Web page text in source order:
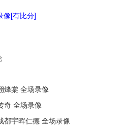
像[有比分]
烽棠 全场录像
奇 全场录像
都宇晖仁德 全场录像